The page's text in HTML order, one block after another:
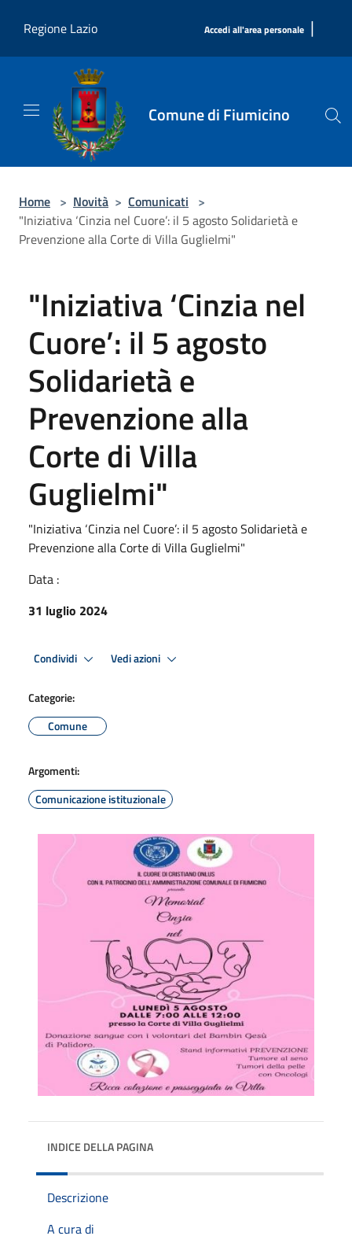
Regione Lazio
Accedi all'area personale |
Comune di Fiumicino
Home > Novità > Comunicati >
"Iniziativa ‘Cinzia nel Cuore’: il 5 agosto Solidarietà e
Prevenzione alla Corte di Villa Guglielmi"
"Iniziativa ‘Cinzia nel
Cuore’: il 5 agosto
Solidarietà e
Prevenzione alla
Corte di Villa
Guglielmi"
"Iniziativa ‘Cinzia nel Cuore’: il 5 agosto Solidarietà e
Prevenzione alla Corte di Villa Guglielmi"
Data :
31 luglio 2024
Condividi Vedi azioni
Categorie:
Comune
Argomenti:
Comunicazione istituzionale
INDICE DELLA PAGINA
Descrizione
A cura di